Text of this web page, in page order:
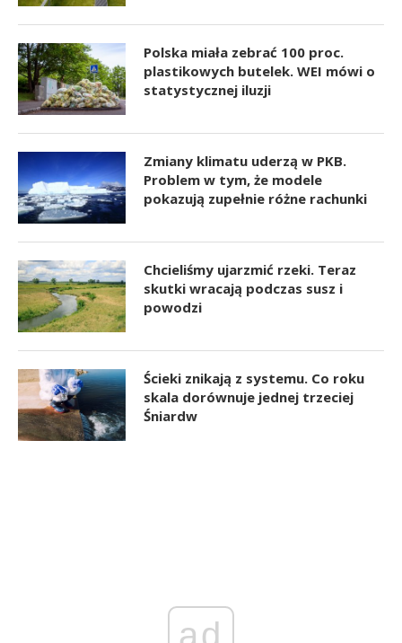
Polska miała zebrać 100 proc.
plastikowych butelek. WEI mówi o
statystycznej iluzji
Zmiany klimatu uderzą w PKB.
Problem w tym, że modele
pokazują zupełnie różne rachunki
Chcieliśmy ujarzmić rzeki. Teraz
skutki wracają podczas susz i
powodzi
Ścieki znikają z systemu. Co roku
skala dorównuje jednej trzeciej
Śniardw
ad